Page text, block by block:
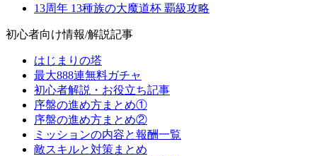
13周年 13種族の大魔道杯 覇級攻略
初心者向け情報/解説記事
はじまりの塔
最大888連無料ガチャ
初心者解説・お役立ち記事
序盤の進め方まとめ①
序盤の進め方まとめ②
ミッションの内容と報酬一覧
敵スキルと対策まとめ